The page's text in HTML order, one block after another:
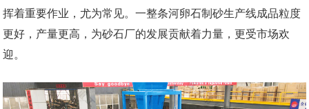
挥着重要作业，尤为常见。一整条河卵石制砂生产线成品粒度
更好，产量更高，为砂石厂的发展贡献着力量，更受市场欢
迎。